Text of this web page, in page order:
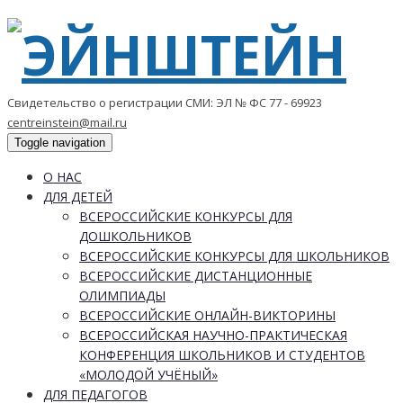
Свидетельство о регистрации СМИ: ЭЛ № ФС 77 - 69923
centreinstein@mail.ru
Toggle navigation
О НАС
ДЛЯ ДЕТЕЙ
ВСЕРОССИЙСКИЕ КОНКУРСЫ ДЛЯ
ДОШКОЛЬНИКОВ
ВСЕРОССИЙСКИЕ КОНКУРСЫ ДЛЯ ШКОЛЬНИКОВ
ВСЕРОССИЙСКИЕ ДИСТАНЦИОННЫЕ
ОЛИМПИАДЫ
ВСЕРОССИЙСКИЕ ОНЛАЙН-ВИКТОРИНЫ
ВСЕРОССИЙСКАЯ НАУЧНО-ПРАКТИЧЕСКАЯ
КОНФЕРЕНЦИЯ ШКОЛЬНИКОВ И СТУДЕНТОВ
«МОЛОДОЙ УЧЁНЫЙ»
ДЛЯ ПЕДАГОГОВ